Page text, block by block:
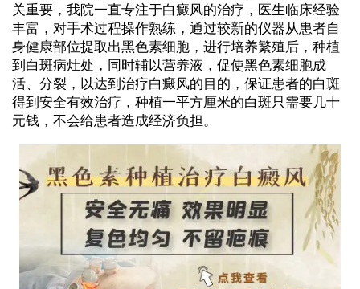
关重要，我院一直专注于白癜风的治疗，医生临床经验
丰富，对手术过程操作熟练，通过较新的仪器从患者自
身健康部位提取出黑色素细胞，进行培养繁殖后，种植
到白斑病灶处，同时辅以营养液，促使黑色素细胞成
活、分裂，以达到治疗白癜风的目的，保证患者的白斑
得到安全有效治疗，种植一平方厘米的白斑只需要几十
元钱，不会给患者造成经济负担。